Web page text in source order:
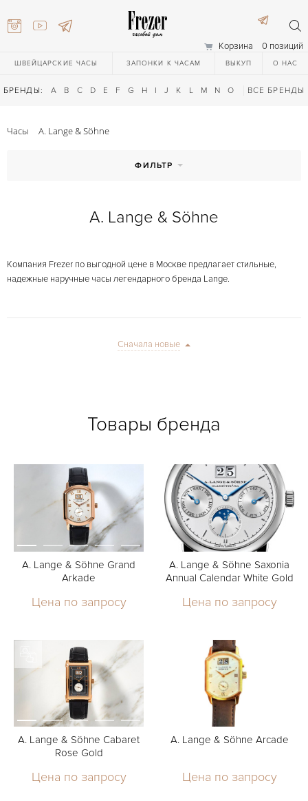
Корзина 0 позиций
ШВЕЙЦАРСКИЕ ЧАСЫ ЗАПОНКИ К ЧАСАМ ВЫКУП О НАС
БРЕНДЫ: A B C D E F G H I J K L M N O Q R S T
ВСЕ БРЕНДЫ
27-44
Часы A. Lange & Söhne
ФИЛЬТР
A. Lange & Söhne
Компания Frezer по выгодной цене в Москве предлагает стильные,
надежные наручные часы легендарного бренда Lange.
Сначала новые
Товары бренда
A. Lange & Söhne Grand
Arkade
Цена по запросу
A. Lange & Söhne Saxonia
Annual Calendar White Gold
Цена по запросу
A. Lange & Söhne Cabaret
Rose Gold
Цена по запросу
A. Lange & Söhne Arcade
Цена по запросу